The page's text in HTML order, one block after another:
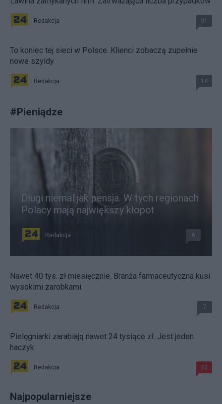
Redakcja 31
To koniec tej sieci w Polsce. Klienci zobaczą zupełnie
nowe szyldy
Redakcja 14
#Pieniądze
Długi niemal jak pensja. W tych regionach
Polacy mają największy kłopot
Redakcja 5
Nawet 40 tys. zł miesięcznie. Branża farmaceutyczna kusi
wysokimi zarobkami
Redakcja 7
Pielęgniarki zarabiają nawet 24 tysiące zł. Jest jeden
haczyk
Redakcja 22
Najpopularniejsze